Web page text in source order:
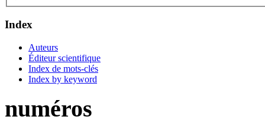
Index
Auteurs
Éditeur scientifique
Index de mots-clés
Index by keyword
numéros